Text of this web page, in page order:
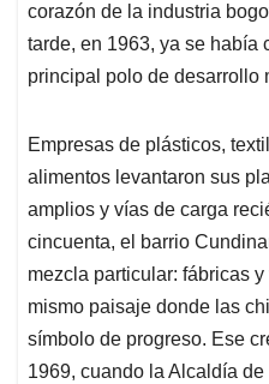
corazón de la industria
tarde, en 1963, ya se había
principal polo de desarrollo
Empresas de plásticos,
alimentos levantaron sus
amplios y vías de carga
cincuenta, el barrio
mezcla particular: fábricas
mismo paisaje donde las
símbolo de progreso. Ese
1969, cuando la Alcaldía